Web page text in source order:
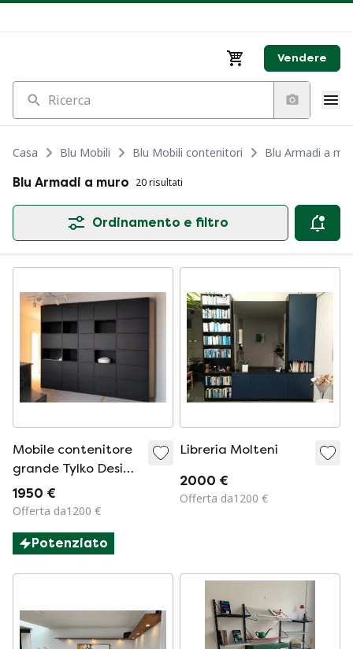
Vendere
Ricerca
Casa Blu Mobili Blu Mobili contenitori
Blu Armadi a
Blu Armadi a muro 20 risultati
Ordinamento e filtro
Mobile contenitore
grande Tylko Design
225 cm – Nuovo
prezzo € 4.700
1950 €
Offerta da1200 €
Potenziato
Libreria Molteni
2000 €
Offerta da1200 €